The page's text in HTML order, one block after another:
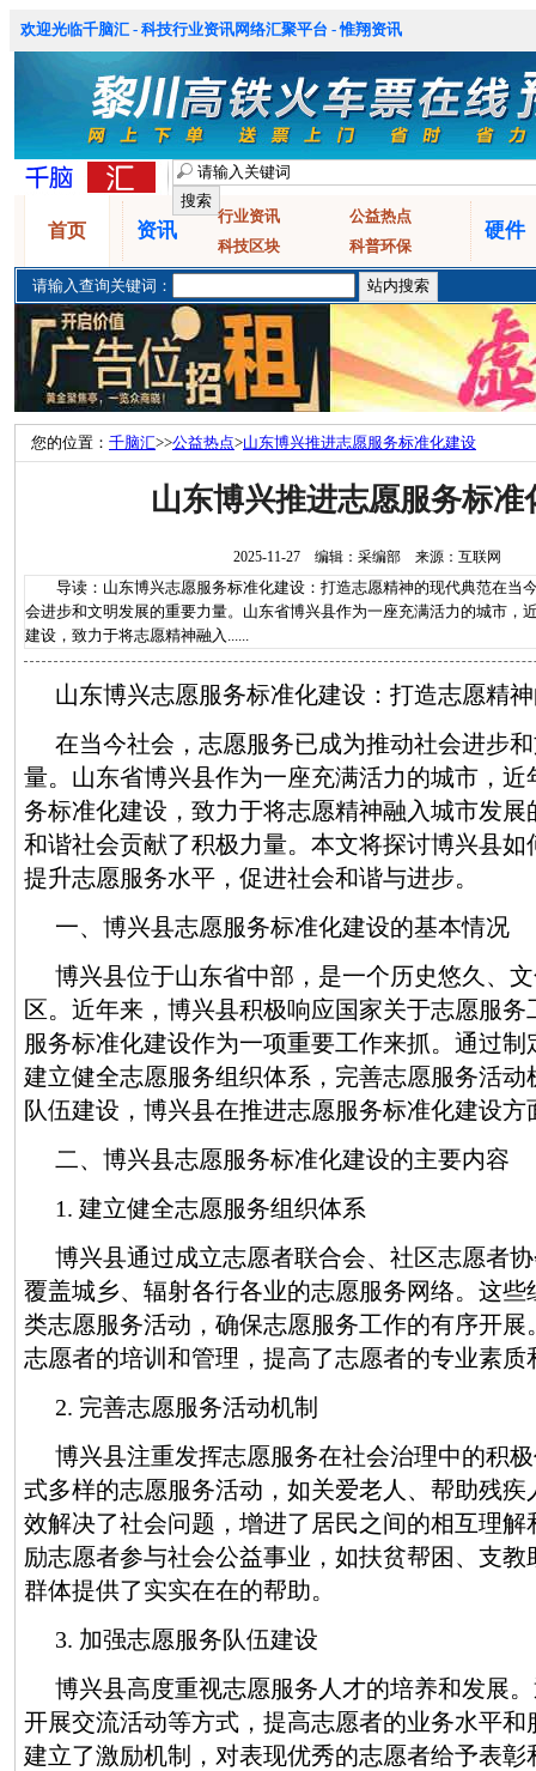
欢迎光临千脑汇 - 科技行业资讯网络汇聚平台 - 惟翔资讯
首页 资讯
行业资讯
公益热点
科技区块
科普环保
硬件
请输入查询关键词：
您的位置： 千脑汇>>公益热点>山东博兴推进志愿服务标准化建设
山东博兴推进志愿服务标准
2025-11-27 编辑：采编部 来源：互联网
导读：山东博兴志愿服务标准化建设：打造志愿精神的现代典范在当
会进步和文明发展的重要力量。山东省博兴县作为一座充满活力的城市，
建设，致力于将志愿精神融入......
山东博兴志愿服务标准化建设：打造志愿精
在当今社会，志愿服务已成为推动社会进步
量。山东省博兴县作为一座充满活力的城市，近
务标准化建设，致力于将志愿精神融入城市发展
和谐社会贡献了积极力量。本文将探讨博兴县如
提升志愿服务水平，促进社会和谐与进步。
一、博兴县志愿服务标准化建设的基本情况
博兴县位于山东省中部，是一个历史悠久、
区。近年来，博兴县积极响应国家关于志愿服
服务标准化建设作为一项重要工作来抓。通过
建立健全志愿服务组织体系，完善志愿服务活动
队伍建设，博兴县在推进志愿服务标准化建设
二、博兴县志愿服务标准化建设的主要内容
1. 建立健全志愿服务组织体系
博兴县通过成立志愿者联合会、社区志愿者
覆盖城乡、辐射各行各业的志愿服务网络。这些
类志愿服务活动，确保志愿服务工作的有序开展
志愿者的培训和管理，提高了志愿者的专业素质
2. 完善志愿服务活动机制
博兴县注重发挥志愿服务在社会治理中的积
式多样的志愿服务活动，如关爱老人、帮助残疾
效解决了社会问题，增进了居民之间的相互理解
励志愿者参与社会公益事业，如扶贫帮困、支
群体提供了实实在在的帮助。
3. 加强志愿服务队伍建设
博兴县高度重视志愿服务人才的培养和发展
开展交流活动等方式，提高志愿者的业务水平和
建立了激励机制，对表现优秀的志愿者给予表彰